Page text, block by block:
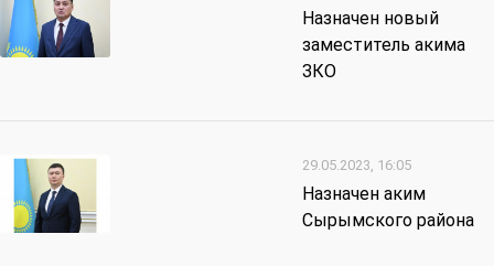
Назначен новый
заместитель акима
ЗКО
29.05.2023, 16:05
Назначен аким
Сырымского района